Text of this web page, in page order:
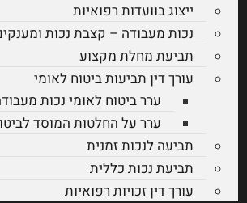
ייצוג בוועדות רפואיות
נכות מעבודה – קצבת נכות
תביעת מחלת מקצוע
עורך דין תביעות ביטוח לאומי
ערר ביטוח לאומי נכות
ערר על החלטות המוסד
תביעה לנכות זמנית
תביעת נכות כללית
עורך דין זכויות רפואיות